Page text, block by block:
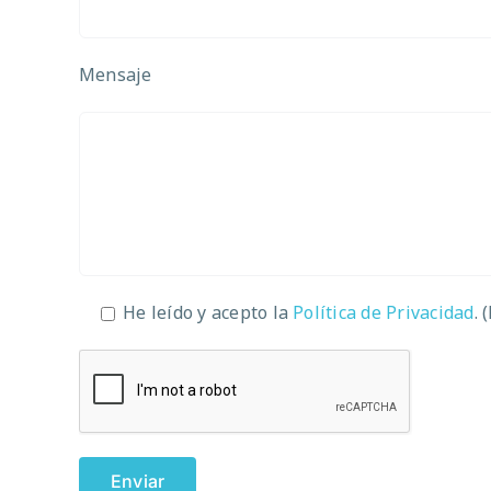
Mensaje
He leído y acepto la Política de Privacidad.